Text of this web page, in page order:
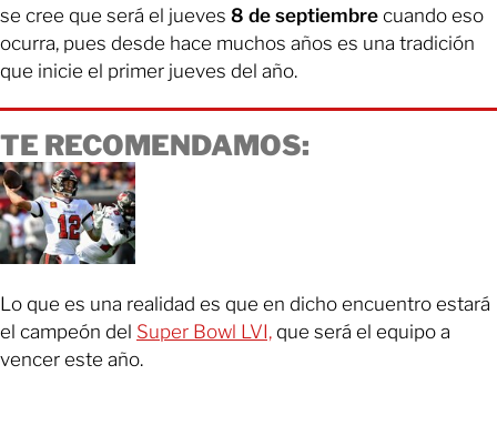
se cree que será el jueves 8 de septiembre cuando eso
ocurra, pues desde hace muchos años es una tradición
que inicie el primer jueves del año.
TE RECOMENDAMOS:
Lo que es una realidad es que en dicho encuentro estará
el campeón del Super Bowl LVI, que será el equipo a
vencer este año.